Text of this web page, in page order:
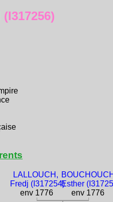
LALLOUCH,
Fredj (I317254)
env 1776
Esther
env 1776